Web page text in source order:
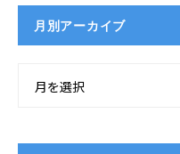
月別アーカイブ
月を選択